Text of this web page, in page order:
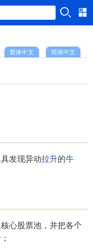
简体中文
繁体中文
发现异动拉升的牛
股票池，并把各个